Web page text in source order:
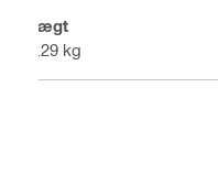
Vægt
0.29 kg